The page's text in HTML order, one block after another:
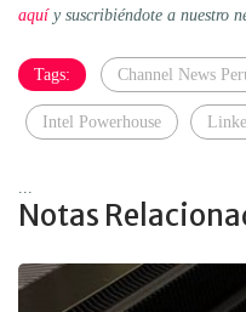
aquíy suscribiéndote a nuestro
Tags: Channel News
Intel Powerhouse
Notas